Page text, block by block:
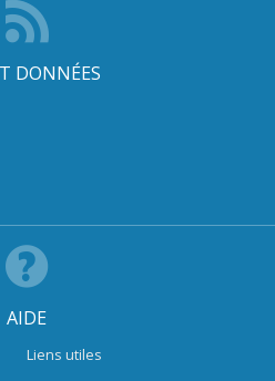
DONNÉES
AIDE
Liens utiles